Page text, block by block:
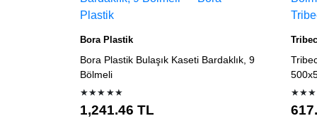
Bora Plastik
Bora Plastik Bulaşık Kaseti Bardaklık, 9
Bölmeli
★★★★★
1,241.46 TL